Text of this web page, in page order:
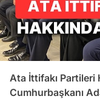
Ata İttifakı Partileri
Cumhurbaşkanı